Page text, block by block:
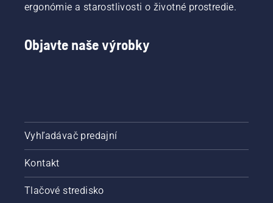
ergonómie a starostlivosti o životné prostredie.
Objavte naše výrobky
Vyhľadávač predajní
Kontakt
Tlačové stredisko